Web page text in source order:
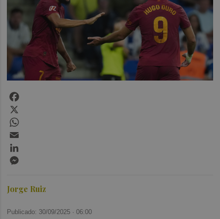
Jorge Ruiz
Publicado: 30/09/2025 ·06:00